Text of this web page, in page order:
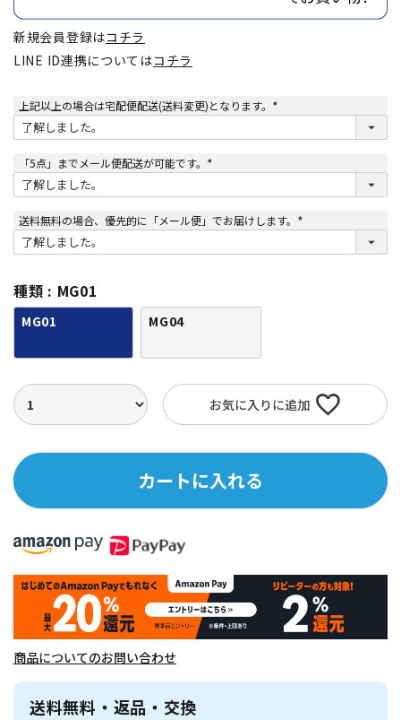
新規会員登録はコチラ
LINE ID連携についてはコチラ
上記以上の場合は宅配便配送(送料変更)となります。
(
須
「5点」までメール便配送が可能です。
(
須
送料無料の場合、優先的に「メール便」でお届けします。
(
須
種類 MG01
MG01 MG04
お気に入りに追加
カートに入れる
商品についてのお問い合わせ
送料無料・返品・交換